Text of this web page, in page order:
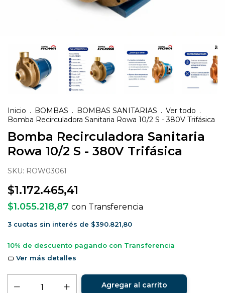
Inicio . BOMBAS . BOMBAS SANITARIAS . Ver todo .
Bomba Recirculadora Sanitaria Rowa 10/2 S - 380V Trifásica
Bomba Recirculadora Sanitaria
Rowa 10/2 S - 380V Trifásica
SKU: ROW03061
$1.172.465,41
$1.055.218,87 con Transferencia
3 cuotas sin interés de $390.821,80
10% de descuento pagando con Transferencia
Ver más detalles